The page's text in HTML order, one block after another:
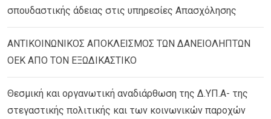
σπουδαστικής άδειας στις υπηρεσίες Απασχόλησης
ΑΝΤΙΚΟΙΝΩΝΙΚΟΣ ΑΠΟΚΛΕΙΣΜΟΣ ΤΩΝ ΔΑΝΕΙΟΛΗΠΤΩΝ
ΟΕΚ ΑΠΟ ΤΟΝ ΕΞΩΔΙΚΑΣΤΙΚΟ
Θεσμική και οργανωτική αναδιάρθωση της Δ.ΥΠ.Α- της
στεγαστικής πολιτικής και των κοινωνικών παροχών